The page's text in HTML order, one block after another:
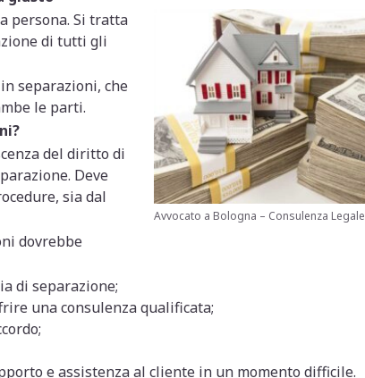
Avvocato a Bologna – Consulenza Legale
persona. Si tratta
di tutti gli
separazioni, che
le parti.
del diritto di
Deve
sia dal
dovrebbe
di separazione;
una consulenza qualificata;
e assistenza al cliente in un momento difficile.